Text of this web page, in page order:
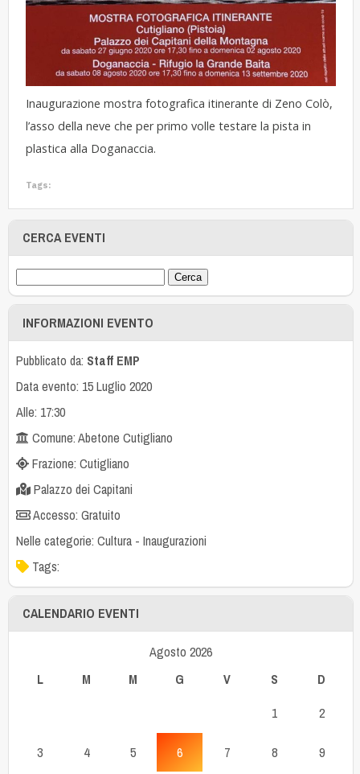
Inaugurazione mostra fotografica itinerante di Zeno Colò,
l’asso della neve che per primo volle testare la pista in
plastica alla Doganaccia.
Tags:
CERCA EVENTI
INFORMAZIONI EVENTO
Pubblicato da: Staff EMP
Data evento: 15 Luglio 2020
Alle: 17:30
Comune: Abetone Cutigliano
Frazione: Cutigliano
Palazzo dei Capitani
Accesso: Gratuito
Nelle categorie: Cultura- Inaugurazioni
Tags:
CALENDARIO EVENTI
Agosto 2026
L
M M G V S D
1 2
3 4 5 6 7 8 9